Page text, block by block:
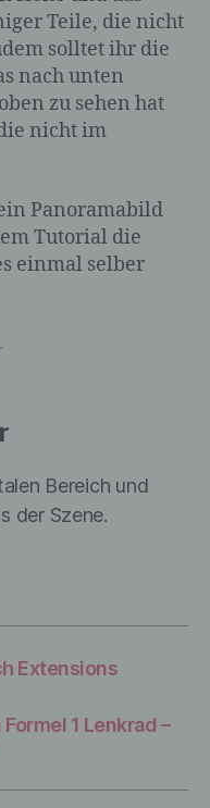
Teile, die nicht
solltet ihr die
nach unten
zu sehen hat
nicht im
Panoramabild
Tutorial die
einmal selber
Bereich und
der Szene.
Extensions
1 Lenkrad –
bezüglich
Lage,
Vorlieben,
Verhalten,
dieser
oder
Verarbeitung
in einer Weise,
sofern diese
gesondert
dass die
für die
die Verarbeitung
Einrichtung